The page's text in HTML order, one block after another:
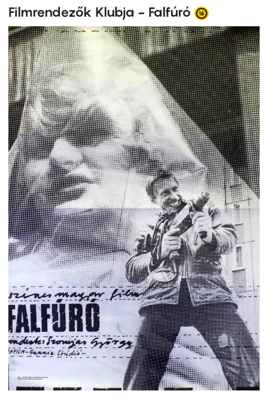
Filmrendezők Klubja - Falfúró